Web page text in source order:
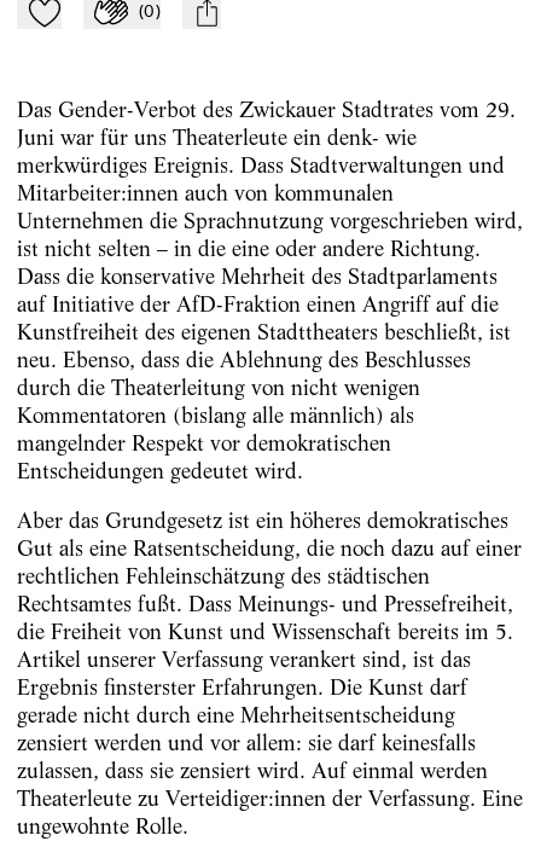
Zu Mein-TdZ hinzufügen
Applaudieren
(0) mail
Das Gender-Verbot des Zwickauer Stadtrates vom 29.
Juni war für uns Theaterleute ein denk- wie
merkwürdiges Ereignis. Dass Stadtverwaltungen und
Mitarbeiter:innen auch von kommunalen
Unternehmen die Sprachnutzung vorgeschrieben wird,
ist nicht selten – in die eine oder andere Richtung.
Dass die konservative Mehrheit des Stadtparlaments
auf Initiative der AfD-Fraktion einen Angriff auf die
Kunstfreiheit des eigenen Stadttheaters beschließt, ist
neu. Ebenso, dass die Ablehnung des Beschlusses
durch die Theaterleitung von nicht wenigen
Kommentatoren (bislang alle männlich) als
mangelnder Respekt vor demokratischen
Entscheidungen gedeutet wird.
Aber das Grundgesetz ist ein höheres demokratisches
Gut als eine Ratsentscheidung, die noch dazu auf einer
rechtlichen Fehleinschätzung des städtischen
Rechtsamtes fußt. Dass Meinungs- und Pressefreiheit,
die Freiheit von Kunst und Wissenschaft bereits im 5.
Artikel unserer Verfassung verankert sind, ist das
Ergebnis finsterster Erfahrungen. Die Kunst darf
gerade nicht durch eine Mehrheitsentscheidung
zensiert werden und vor allem: sie darf keinesfalls
zulassen, dass sie zensiert wird. Auf einmal werden
Theaterleute zu Verteidiger:innen der Verfassung. Eine
ungewohnte Rolle.